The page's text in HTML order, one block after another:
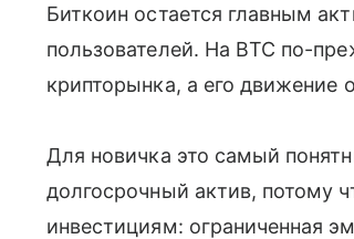
Биткоин остается главным
пользователей. На BTC по-
крипторынка, а его движение
Для новичка это самый
долгосрочный актив, потому
инвестициям: ограниченная